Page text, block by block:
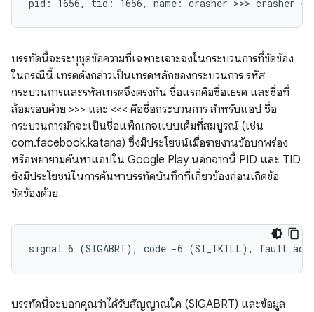
บรรทัดนี้จะระบุชุดข้อความที่เฉพาะเจาะจงในกระบวนการที่ขัดข้อง
ในกรณีนี้ เทรดดังกล่าวเป็นเทรดหลักของกระบวนการ รหัส
กระบวนการและรหัสเทรดจึงตรงกัน ชื่อแรกคือชื่อเธรด และชื่อที่
ล้อมรอบด้วย >>> และ <<< คือชื่อกระบวนการ สําหรับแอป ชื่อ
กระบวนการมักจะเป็นชื่อแพ็กเกจแบบเต็มที่สมบูรณ์ (เช่น
com.facebook.katana) ซึ่งมีประโยชน์เมื่อรายงานข้อบกพร่อง
หรือพยายามค้นหาแอปใน Google Play นอกจากนี้ PID และ TID
ยังมีประโยชน์ในการค้นหาบรรทัดบันทึกที่เกี่ยวข้องก่อนเกิดข้อ
ขัดข้องด้วย
บรรทัดนี้จะบอกคุณว่าได้รับสัญญาณใด (SIGABRT) และข้อมูล